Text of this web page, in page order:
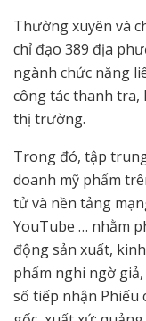
Thường xuyên và
chỉ đạo 389 địa
ngành chức năng
công tác thanh
thị trường.
Trong đó, tập
doanh mỹ phẩm
tử và nền tảng
YouTube … nhằm
động sản xuất,
phẩm nghi ngờ
số tiếp nhận Phiếu